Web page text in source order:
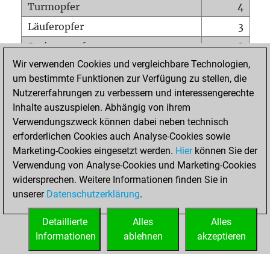
Turmopfer
4
Läuferopfer
3
Springeropfer
8
Bauernopfer
14
Matt auf vollem Brett
0
Bauer setzt Matt
Erstickte Matts
Unterverwandlungen
0
Türme auf der siebten
1
STARTSEITE
Wir verwenden Cookies und vergleichbare Technologien,
um bestimmte Funktionen zur Verfügung zu stellen, die
Nutzererfahrungen zu verbessern und interessengerechte
Inhalte auszuspielen. Abhängig von ihrem
Verwendungszweck können dabei neben technisch
erforderlichen Cookies auch Analyse-Cookies sowie
Marketing-Cookies eingesetzt werden. Hierkönnen Sie der
Verwendung von Analyse-Cookies und Marketing-Cookies
widersprechen. Weitere Informationen finden Sie in
unserer Datenschutzerklärung.
Alles
akzeptieren
Alles
ablehnen
Detaillierte
Informationen